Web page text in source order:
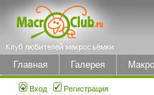
Главная Галерея
Вход Регистрация